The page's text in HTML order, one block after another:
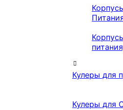
Кулеры для
Кулеры для